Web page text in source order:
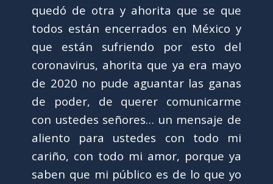
quedó de otra y ahorita que se que
todos están encerrados en México y
que están sufriendo por esto del
coronavirus, ahorita que ya era mayo
de 2020 no pude aguantar las ganas
de poder, de querer comunicarme
con ustedes señores… un mensaje de
aliento para ustedes con todo mi
cariño, con todo mi amor, porque ya
saben que mi público es de lo que yo